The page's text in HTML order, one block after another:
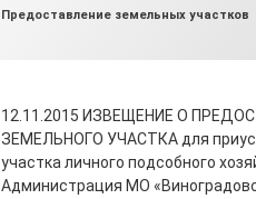
Рубрики:
Предоставление земельных участков
12.11.2015 ИЗВЕЩЕНИЕ О
ЗЕМЕЛЬНОГО УЧАСТКА для
участка личного подсобного
Администрация МО